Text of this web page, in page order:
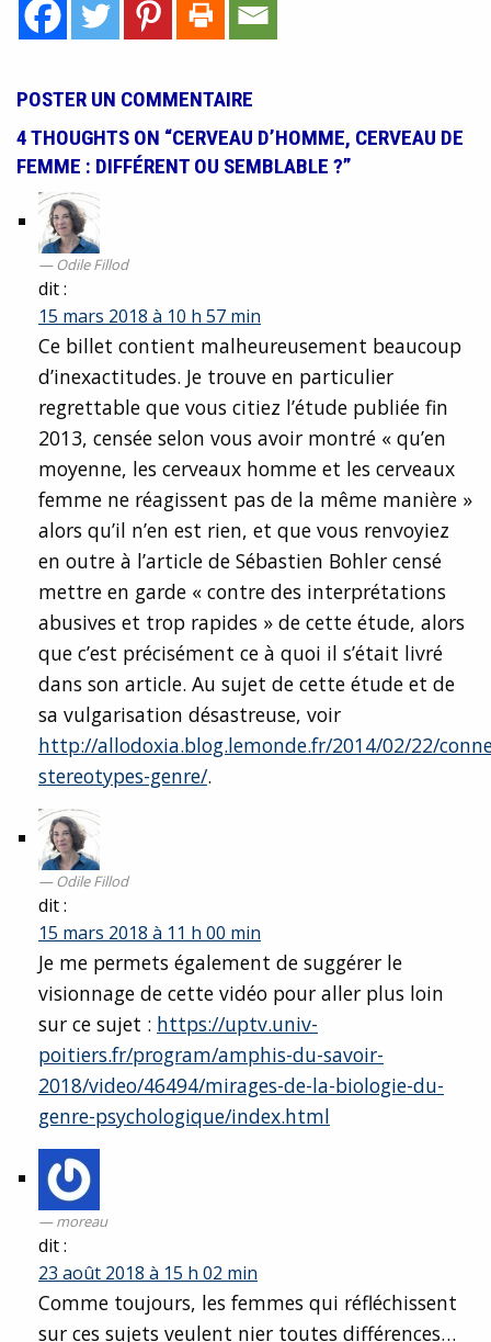
POSTER UN COMMENTAIRE
4 THOUGHTS ON “CERVEAU D’HOMME, CERVEAU DE
FEMME : DIFFÉRENT OU SEMBLABLE ?”
Odile Fillod
dit :
15 mars 2018 à 10 h 57 min
Ce billet contient malheureusement beaucoup
d’inexactitudes. Je trouve en particulier
regrettable que vous citiez l’étude publiée fin
2013, censée selon vous avoir montré « qu’en
moyenne, les cerveaux homme et les cerveaux
femme ne réagissent pas de la même manière »
alors qu’il n’en est rien, et que vous renvoyiez
en outre à l’article de Sébastien Bohler censé
mettre en garde « contre des interprétations
abusives et trop rapides » de cette étude, alors
que c’est précisément ce à quoi il s’était livré
dans son article. Au sujet de cette étude et de
sa vulgarisation désastreuse, voir
http://allodoxia.blog.lemonde.fr/2014/02/22/
stereotypes-genre/.
Odile Fillod
dit :
15 mars 2018 à 11 h 00 min
Je me permets également de suggérer le
visionnage de cette vidéo pour aller plus loin
sur ce sujet : https://uptv.univ-
poitiers.fr/program/amphis-du-savoir-
2018/video/46494/mirages-de-la-biologie-du-
genre-psychologique/index.html
moreau
dit :
23 août 2018 à 15 h 02 min
Comme toujours, les femmes qui réfléchissent
sur ces sujets veulent nier toutes différences…